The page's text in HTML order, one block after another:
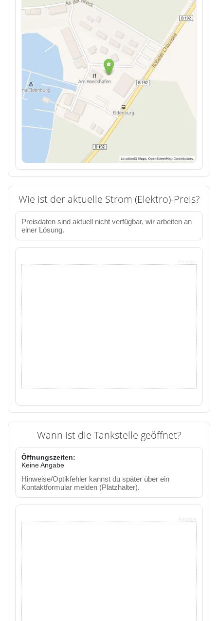
Wie ist der aktuelle Strom (Elektro)-Preis?
Preisdaten sind aktuell nicht verfügbar, wir arbeiten an
einer Lösung.
Wann ist die Tankstelle geöffnet?
Öffnungszeiten:
Keine Angabe
Hinweise/Optikfehler kannst du später über ein
Kontaktformular melden (Platzhalter).